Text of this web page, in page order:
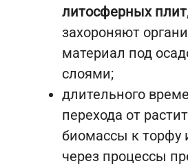
литосферных плит
захороняют
материал под
слоями;
длительного
перехода от
биомассы к торфу
через процессы